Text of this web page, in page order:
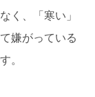
く、「寒い」
嫌がっている
。